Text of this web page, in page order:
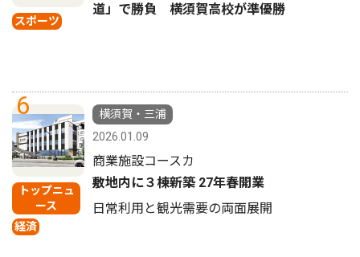
スポーツ
道」で勝負 横須賀高校が準優勝
6
トップニュ
ース
経済
横須賀・三浦
2026.01.09
商業施設コースカ
敷地内に３棟新築 27年春開業
日常利用と観光需要の両面展開